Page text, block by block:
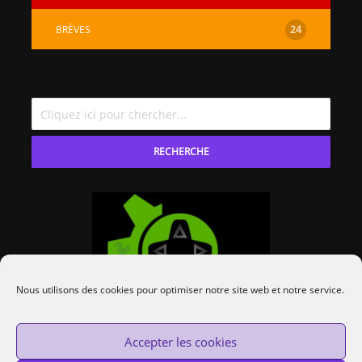
Nous utilisons des cookies pour optimiser notre site web et notre service.
Accepter les cookies
BRÈVES 24
RECHERCHE